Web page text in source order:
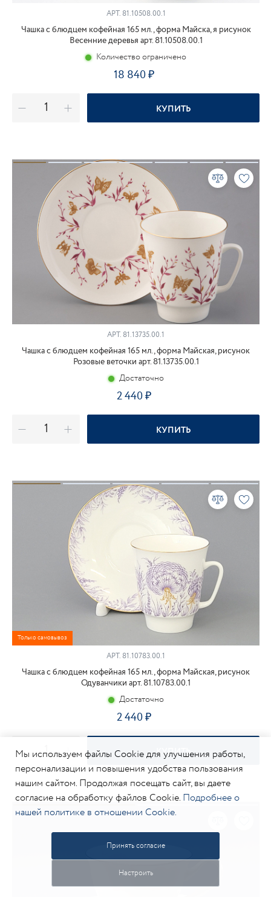
АРТ.81.10508.00.1
Чашка с блюдцем кофейная 165 мл., форма Майска, я рисунок
Весенние деревья арт. 81.10508.00.1
Количество ограничено
18 840
КУПИТЬ
АРТ. 81.13735.00.1
Чашка с блюдцем кофейная 165 мл., форма Майская, рисунок
Розовые веточки арт. 81.13735.00.1
Достаточно
2 440
КУПИТЬ
Только самовывоз
АРТ. 81.10783.00.1
Чашка с блюдцем кофейная 165 мл., форма Майская, рисунок
Одуванчики арт. 81.10783.00.1
Достаточно
2 440
КУПИТЬ
Мы используем файлы Cookie для улучшения работы,
персонализации и повышения удобства пользования
нашим сайтом. Продолжая посещать сайт, вы даете
согласие на обработку файлов Cookie. Подробнее о
нашей политике в отношении Cookie.
Принять согласие
Настроить